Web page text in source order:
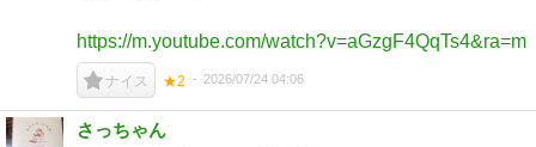
https://m.youtube.com/watch?v=aGzgF4QqTs4&ra=m
ナイス ★2 2026/07/24 04:06
さっちゃん